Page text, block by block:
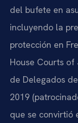
del bufete en
incluyendo la
protección en
House Courts
de Delegados
2019
que se convirtió